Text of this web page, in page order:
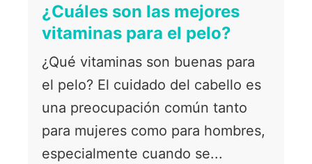
¿Cuáles son las mejores
vitaminas para el pelo?
¿Qué vitaminas son buenas para
el pelo? El cuidado del cabello es
una preocupación común tanto
para mujeres como para hombres,
especialmente cuando se...